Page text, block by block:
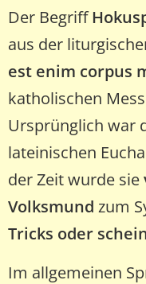
Der Begriff
aus der
est enim corpus
katholischen
Ursprünglich war
lateinischen
der Zeit wurde sie
Volksmund zum
Tricks oder
Im allgemeinen